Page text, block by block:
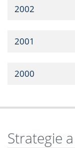
2002
2001
2000
Strategie